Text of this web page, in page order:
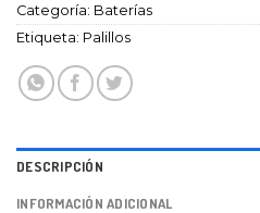
Categoría: Baterías
Etiqueta: Palillos
DESCRIPCIÓN
INFORMACIÓN ADICIONAL